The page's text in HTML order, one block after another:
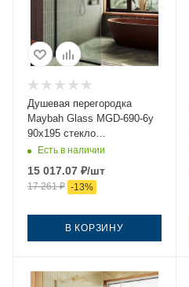
Душевая перегородка
Maybah Glass MGD-690-6у
90х195 стекло
тонированное профиль
Есть в наличии
15 017.07 ₽/шт
17 261₽ -13%
В КОРЗИНУ